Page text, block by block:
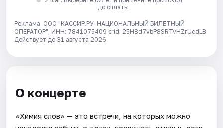
до оплаты
Реклама. ООО "КАССИР.РУ-НАЦИОНАЛЬНЫЙ БИЛЕТНЫЙ
ОПЕРАТОР", ИНН: 7841075409 erid: 25H8d7vbP8SRTvHZrUcdLB.
Действует до 31 августа 2026
О концерте
«Химия слов» — это встречи, на которых можно